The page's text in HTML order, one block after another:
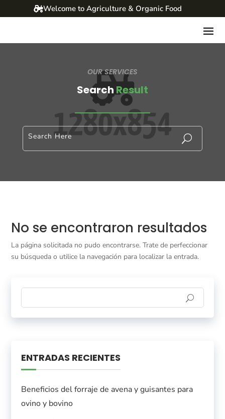
Welcome to Agriculture & Organic Food
OUR SERVICES
Search Result
No se encontraron resultados
La página solicitada no pudo encontrarse. Trate de perfeccionar
su búsqueda o utilice la navegación para localizar la entrada.
ENTRADAS RECIENTES
Beneficios del forraje de avena y guisantes para
ovino y bovino